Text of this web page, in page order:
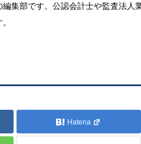
集部です。公認会計士や監査法人
Hatena